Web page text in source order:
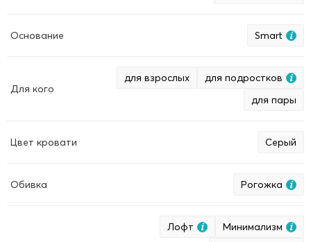
Основание Smart
Для кого
для взрослых
для подростков
для пары
Цвет кровати Серый
Обивка Рогожка
Лофт
Минимализм